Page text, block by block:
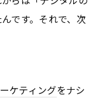
です。それで、次
ケティングをナシ